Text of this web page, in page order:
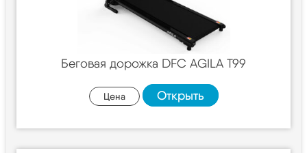
Беговая дорожка DFC AGILA T99
Цена Открыть